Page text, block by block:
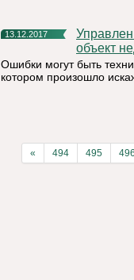
13.12.2017
Управление Росреестра по Республике Коми: что делать, если
объект
Ошибки могут быть
котором произошло
« 494 495